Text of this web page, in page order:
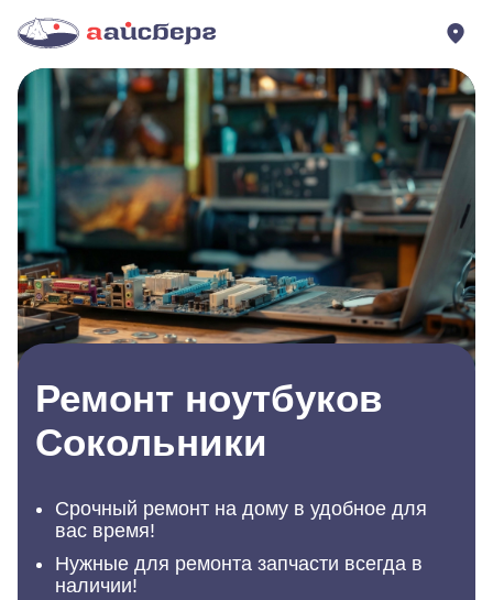
Ремонт ноутбуков
Сокольники
Срочный ремонт на дому в удобное для
вас время!
Нужные для ремонта запчасти всегда в
наличии!